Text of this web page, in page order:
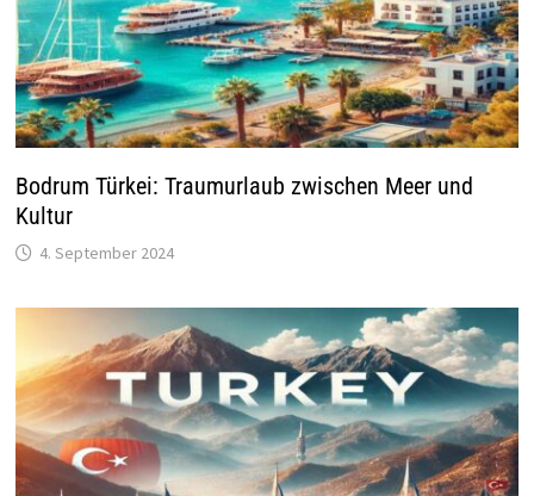
Bodrum Türkei: Traumurlaub zwischen Meer und
Kultur
4. September 2024